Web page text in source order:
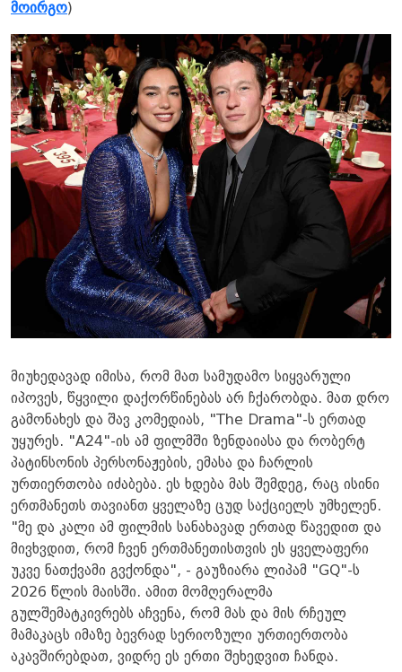
მოირგო)
მიუხედავად იმისა, რომ მათ სამუდამო სიყვარული
იპოვეს, წყვილი დაქორწინებას არ ჩქარობდა. მათ დრო
გამონახეს და შავ კომედიას, "The Drama"-ს ერთად
უყურეს. "A24"-ის ამ ფილმში ზენდაიასა და რობერტ
პატინსონის პერსონაჟების, ემასა და ჩარლის
ურთიერთობა იძაბება. ეს ხდება მას შემდეგ, რაც ისინი
ერთმანეთს თავიანთ ყველაზე ცუდ საქციელს უმხელენ.
"მე და კალი ამ ფილმის სანახავად ერთად წავედით და
მივხვდით, რომ ჩვენ ერთმანეთისთვის ეს ყველაფერი
უკვე ნათქვამი გვქონდა", - გაუზიარა ლიპამ "GQ"-ს
2026 წლის მაისში. ამით მომღერალმა
გულშემატკივრებს აჩვენა, რომ მას და მის რჩეულ
მამაკაცს იმაზე ბევრად სერიოზული ურთიერთობა
აკავშირებდათ, ვიდრე ეს ერთი შეხედვით ჩანდა.